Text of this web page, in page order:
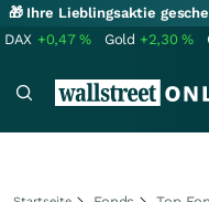
🎁 Ihre Lieblingsaktie
DAX +0,47% Gold +2,30%